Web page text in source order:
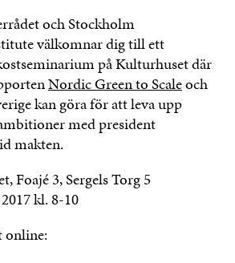
och Stockholm
välkomnar dig till ett
på Kulturhuset där
Nordic Green to Scaleoch
kan göra för att leva upp
med president
makten.
Foajé 3, Sergels Torg 5
kl. 8-10
online: